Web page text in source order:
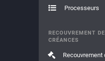
Processeurs
RECOUVREMENT DE
CRÉANCES